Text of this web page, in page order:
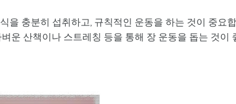
을 충분히 섭취하고, 규칙적인 운동을 하는 것이 중요합
운 산책이나 스트레칭 등을 통해 장 운동을 돕는 것이